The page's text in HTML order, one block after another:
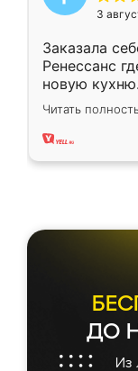
3
Заказала
Ренессанс
новую
вполне
два года,
Читать
ДО
Из